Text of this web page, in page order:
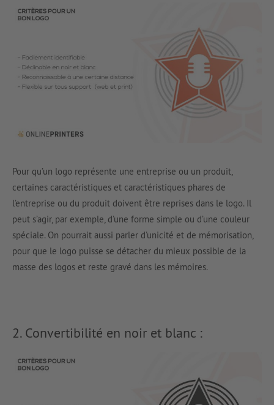
Pour qu’un logo représente une entreprise ou un produit,
certaines caractéristiques et caractéristiques phares de
l’entreprise ou du produit doivent être reprises dans le logo. Il
peut s’agir, par exemple, d’une forme simple ou d’une couleur
spéciale. On pourrait aussi parler d’unicité et de mémorisation,
pour que le logo puisse se détacher du mieux possible de la
masse des logos et reste gravé dans les mémoires.
2. Convertibilité en noir et blanc :